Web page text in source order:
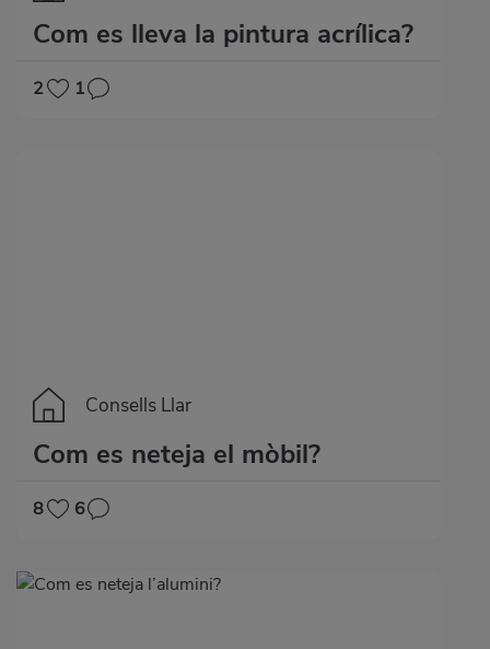
Com es lleva la pintura acrílica?
2 1
Consells Llar
Com es neteja el mòbil?
8 6